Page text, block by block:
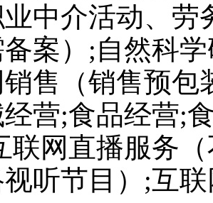
业中介活动、
案）;自然科
售（销售预
营;食品经营;
联网直播服务
听节目）;互